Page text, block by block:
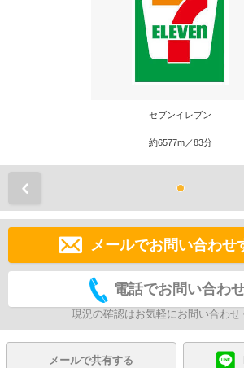
セブンイレブン
約6577m／83分
メールでお問い合わせ
電話でお問い合わ
現況の確認はお気軽にお問い合わせ
メールで共有する